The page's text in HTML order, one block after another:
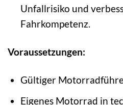
Unfallrisiko und
Fahrkompetenz.
Voraussetzungen:
Gültiger
Eigenes Motorrad in